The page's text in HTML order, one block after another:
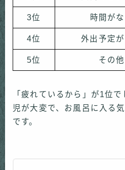
3位 時間が
4位 外出予定
5位 その他
「疲れているから」が1位
児が大変で、お風呂に入る
です。